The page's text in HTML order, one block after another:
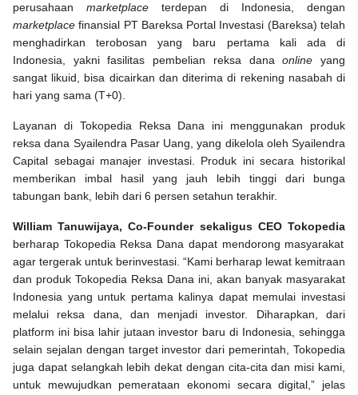
perusahaan marketplace terdepan di Indonesia, dengan
marketplacefinansial PT Bareksa Portal Investasi (Bareksa) telah
menghadirkan terobosan yang baru pertama kali ada di
Indonesia, yakni fasilitas pembelian reksa danaonlineyang
sangat likuid, bisa dicairkan dan diterima di rekening nasabah di
hari yang sama (T+0).
Layanan di Tokopedia Reksa Dana ini menggunakan produk
reksa dana Syailendra Pasar Uang, yang dikelola oleh Syailendra
Capital sebagai manajer investasi. Produk ini secara historikal
memberikan imbal hasil yang jauh lebih tinggi dari bunga
tabungan bank, lebih dari 6 persen setahun terakhir.
William Tanuwijaya, Co-Founder sekaligus CEO Tokopedia
berharap Tokopedia Reksa Dana dapat mendorong masyarakat
agar tergerak untuk berinvestasi. “Kami berharap lewat kemitraan
dan produk Tokopedia Reksa Dana ini, akan banyak masyarakat
Indonesia yang untuk pertama kalinya dapat memulai investasi
melalui reksa dana, dan menjadi investor. Diharapkan, dari
platform ini bisa lahir jutaan investor baru di Indonesia, sehingga
selain sejalan dengan target investor dari pemerintah, Tokopedia
juga dapat selangkah lebih dekat dengan cita-cita dan misi kami,
untuk mewujudkan pemerataan ekonomi secara digital,” jelas